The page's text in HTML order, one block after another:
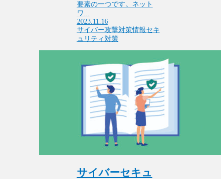
要素の一つです。ネット
ワ...
2023.11.16
サイバー攻撃対策情報セキ
ュリティ対策
サイバーセキュ